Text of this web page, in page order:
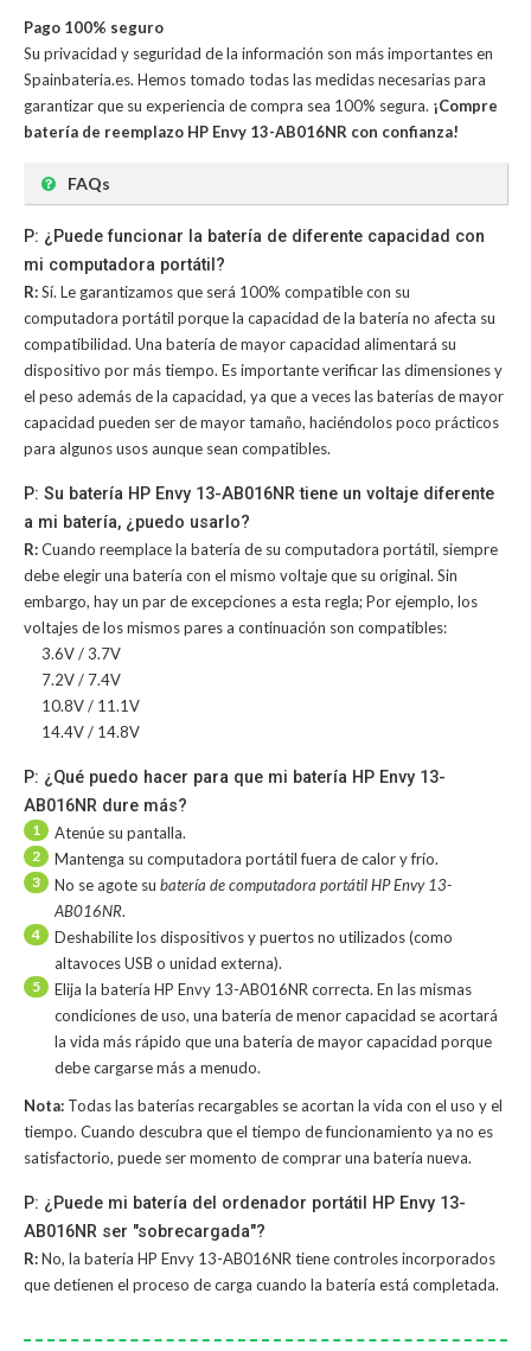
Pago 100% seguro
Su privacidad y seguridad de la información son más importantes en
Spainbateria.es. Hemos tomado todas las medidas necesarias para
garantizar que su experiencia de compra sea 100% segura. ¡Compre
batería de reemplazo HP Envy 13-AB016NR con confianza!
FAQs
P: ¿Puede funcionar la batería de diferente capacidad con
mi computadora portátil?
R:Sí. Le garantizamos que será 100% compatible con su
computadora portátil porque la capacidad de la batería no afecta su
compatibilidad. Una batería de mayor capacidad alimentará su
dispositivo por más tiempo. Es importante verificar las dimensiones y
el peso además de la capacidad, ya que a veces las baterías de mayor
capacidad pueden ser de mayor tamaño, haciéndolos poco prácticos
para algunos usos aunque sean compatibles.
P: Su batería HP Envy 13-AB016NR tiene un voltaje diferente
a mi batería, ¿puedo usarlo?
R:Cuando reemplace la batería de su computadora portátil, siempre
debe elegir una batería con el mismo voltaje que su original. Sin
embargo, hay un par de excepciones a esta regla; Por ejemplo, los
voltajes de los mismos pares a continuación son compatibles:
3.6V / 3.7V
7.2V / 7.4V
10.8V / 11.1V
14.4V / 14.8V
P: ¿Qué puedo hacer para que mi batería HP Envy 13-
AB016NR dure más?
1 Atenúe su pantalla.
2 Mantenga su computadora portátil fuera de calor y frío.
3 No se agote su batería de computadora portátil HP Envy 13-
AB016NR.
4
Deshabilite los dispositivos y puertos no utilizados (como
altavoces USB o unidad externa).
5
Elija la batería HP Envy 13-AB016NR correcta. En las mismas
condiciones de uso, una batería de menor capacidad se acortará
la vida más rápido que una batería de mayor capacidad porque
debe cargarse más a menudo.
Nota: Todas las baterías recargables se acortan la vida con el uso y el
tiempo. Cuando descubra que el tiempo de funcionamiento ya no es
satisfactorio, puede ser momento de comprar una batería nueva.
P: ¿Puede mi batería del ordenador portátil HP Envy 13-
AB016NR ser "sobrecargada"?
R:No, la batería HP Envy 13-AB016NR tiene controles incorporados
que detienen el proceso de carga cuando la batería está completada.